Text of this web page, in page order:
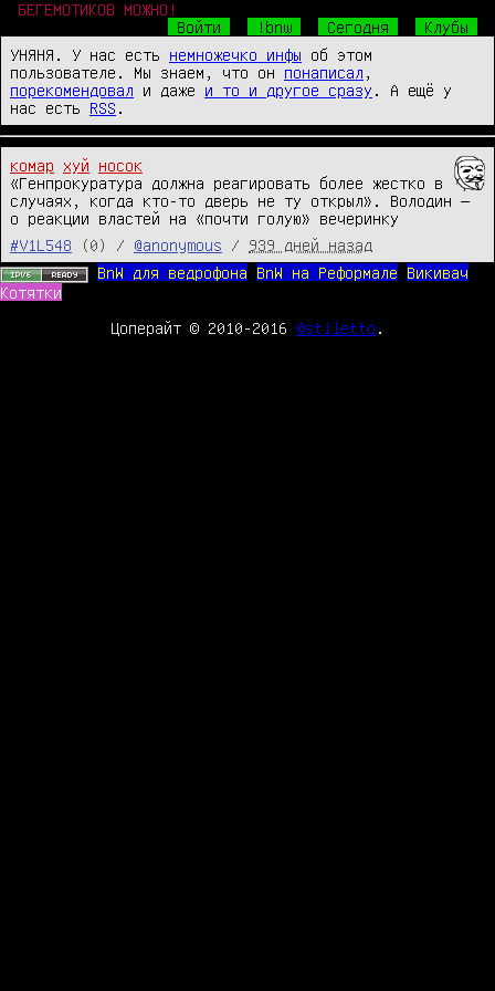
БЕГЕМОТИКОВ МОЖНО!
Войти
!bnw Сегодня
Клубы
УНЯНЯ. У нас есть немножечко инфы об этом
пользователе. Мы знаем, что он понаписал
порекомендовал и даже и то и другое сразу . А ещё у
нас есть RSS
комар хуй
носок
«Генпрокуратура должна реагировать более жестко в
случаях, когда кто‑то дверь не ту открыл». Володин —
о реакции властей на «почти голую» вечеринку
#V1L548
(0) / @anonymous / 939 дней назад
BnW для ведрофона
BnW на Реформале
Викивач
Котятки
Цоперайт © 2010-2016 @stiletto